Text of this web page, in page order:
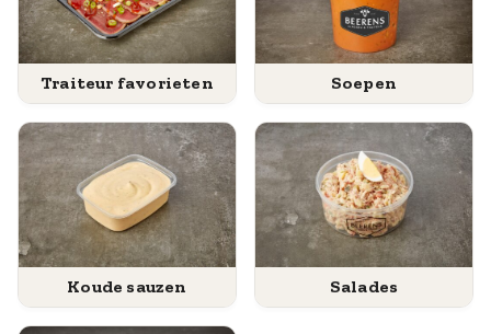
Traiteur favorieten Soepen
Koude sauzen Salades